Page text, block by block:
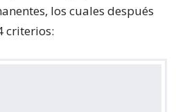
los cuales después
criterios: